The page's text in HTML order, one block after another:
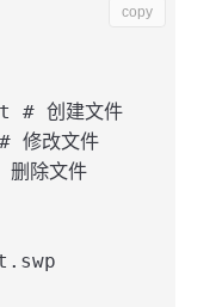
创建文件
改文件
➜  test rm test.txt # 删除文件
copy